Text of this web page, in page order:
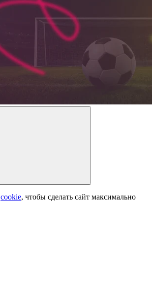
cookie, чтобы сделать сайт максимально